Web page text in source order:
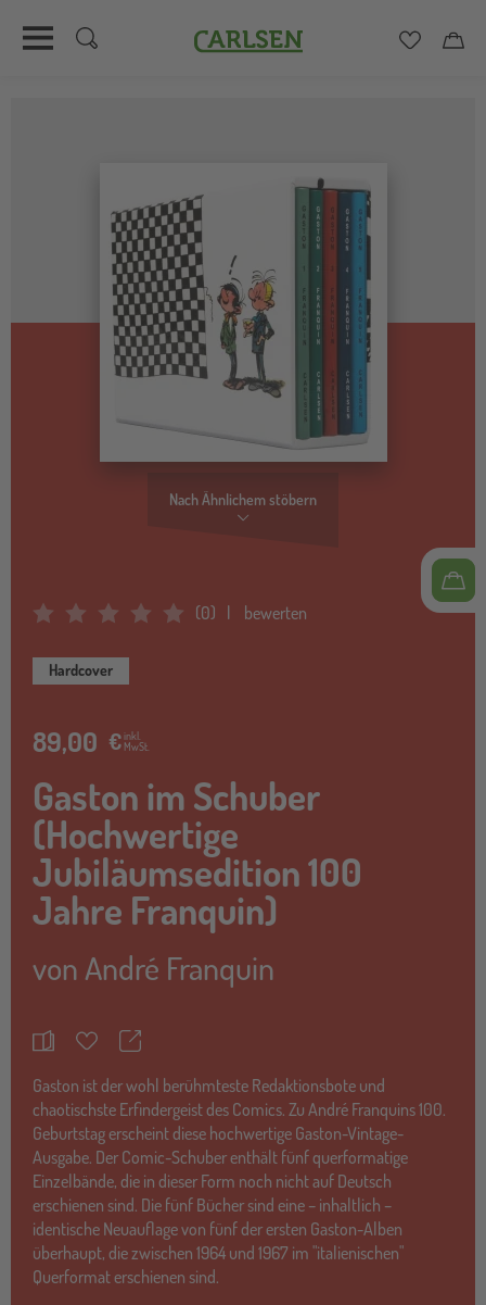
Carlsen
Nach Ähnlichem stöbern
Average Rating: 0 (0) bewerten
Hardcover
89,00 €inkl.
MwSt.
Gaston im Schuber
(Hochwertige
Jubiläumsedition 100
Jahre Franquin)
vonAndré Franquin
MerkzettelTeilen
Gaston ist der wohl berühmteste Redaktionsbote und
chaotischste Erfindergeist des Comics. Zu André Franquins 100.
Geburtstag erscheint diese hochwertige Gaston-Vintage-
Ausgabe. Der Comic-Schuber enthält fünf querformatige
Einzelbände, die in dieser Form noch nicht auf Deutsch
erschienen sind. Die fünf Bücher sind eine – inhaltlich –
identische Neuauflage von fünf der ersten Gaston-Alben
überhaupt, die zwischen 1964 und 1967 im "italienischen"
Querformat erschienen sind.